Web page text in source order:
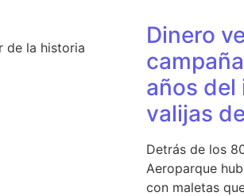
de la historia
Dinero
años del
valijas
Detrás de los
Aeroparque
con maletas